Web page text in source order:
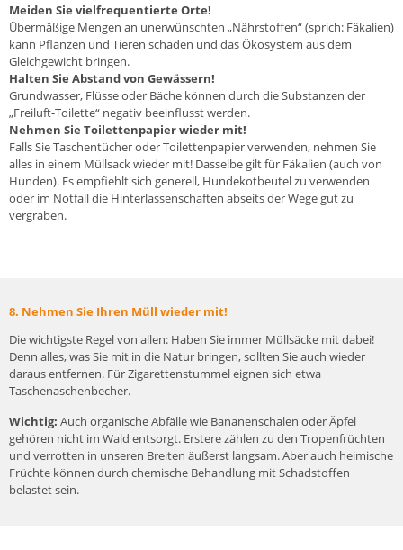
Meiden Sie vielfrequentierte Orte!
Übermäßige Mengen an unerwünschten „Nährstoffen“ (sprich: Fäkalien)
kann Pflanzen und Tieren schaden und das Ökosystem aus dem
Gleichgewicht bringen.
Halten Sie Abstand von Gewässern!
Grundwasser, Flüsse oder Bäche können durch die Substanzen der
„Freiluft-Toilette“ negativ beeinflusst werden.
Nehmen Sie Toilettenpapier wieder mit!
Falls Sie Taschentücher oder Toilettenpapier verwenden, nehmen Sie
alles in einem Müllsack wieder mit! Dasselbe gilt für Fäkalien (auch von
Hunden). Es empfiehlt sich generell, Hundekotbeutel zu verwenden
oder im Notfall die Hinterlassenschaften abseits der Wege gut zu
vergraben.
8. Nehmen Sie Ihren Müll wieder mit!
Die wichtigste Regel von allen: Haben Sie immer Müllsäcke mit dabei!
Denn alles, was Sie mit in die Natur bringen, sollten Sie auch wieder
daraus entfernen. Für Zigarettenstummel eignen sich etwa
Taschenaschenbecher.
Wichtig: Auch organische Abfälle wie Bananenschalen oder Äpfel
gehören nicht im Wald entsorgt. Erstere zählen zu den Tropenfrüchten
und verrotten in unseren Breiten äußerst langsam. Aber auch heimische
Früchte können durch chemische Behandlung mit Schadstoffen
belastet sein.